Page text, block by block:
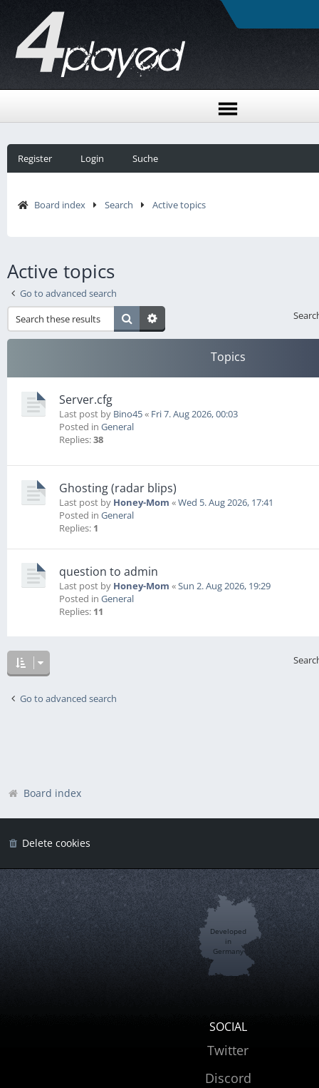
Register Login Suche
Board index Search Active topics
Active topics
Go to advanced search
Topics
Server.cfg
Last post by Bino45« Fri 7. Aug 2026, 00:03
Posted in General
Replies:38
Ghosting (radar blips)
Last post by Honey-Mom «Wed 5. Aug 2026, 17:41
Posted in General
Replies: 1
question to admin
Last post by Honey-Mom «Sun 2. Aug 2026, 19:29
Posted in General
Replies: 11
Go to advanced search
Board index
Delete cookies
Developed
in
Germany
SOCIAL
Twitter
Discord